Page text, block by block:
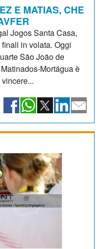
E MATIAS, CHE
Jogos Santa Casa,
in volata. Oggi
São João de
Mortágua è